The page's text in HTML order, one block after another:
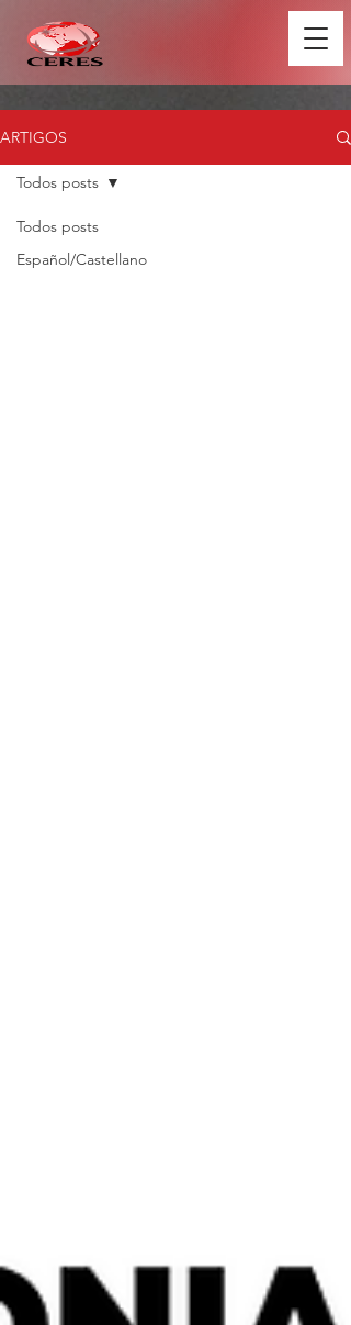
ARTIGOS
Todos posts
Español/Castellano
Todos posts